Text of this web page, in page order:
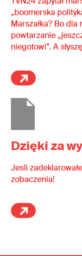
„boomerska
Marszałka? Bo
powtarzanie
niegotowi”. A
Dzięki za
Jesli
zobaczenia!